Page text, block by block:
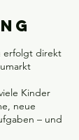
.
erfolgt direkt
Kinder
neue
– und